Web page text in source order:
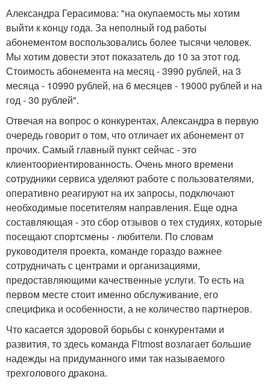
Александра Герасимова: "на окупаемость мы хотим
выйти к концу года. За неполный год работы
абонементом воспользовались более тысячи человек.
Мы хотим довести этот показатель до 10 за этот год.
Стоимость абонемента на месяц - 3990 рублей, на 3
месяца - 10990 рублей, на 6 месяцев - 19000 рублей и на
год - 30 рублей".
Отвечая на вопрос о конкурентах, Александра в первую
очередь говорит о том, что отличает их абонемент от
прочих. Самый главный пункт сейчас - это
клиентоориентированность. Очень много времени
сотрудники сервиса уделяют работе с пользователями,
оперативно реагируют на их запросы, подключают
необходимые посетителям направления. Еще одна
составляющая - это сбор отзывов о тех студиях, которые
посещают спортсмены - любители. По словам
руководителя проекта, команде гораздо важнее
сотрудничать с центрами и организациями,
предоставляющими качественные услуги. То есть на
первом месте стоит именно обслуживание, его
специфика и особенности, а не количество партнеров.
Что касается здоровой борьбы с конкурентами и
развития, то здесь команда Fitmost возлагает большие
надежды на придуманного ими так называемого
трехголового дракона.